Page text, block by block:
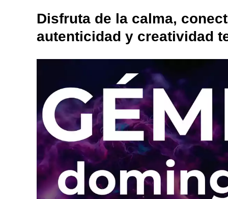
Disfruta de la calma,
autenticidad y creatividad